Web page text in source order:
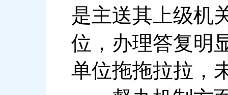
是主送其上级机
位，办理答复明
单位拖拖拉拉，